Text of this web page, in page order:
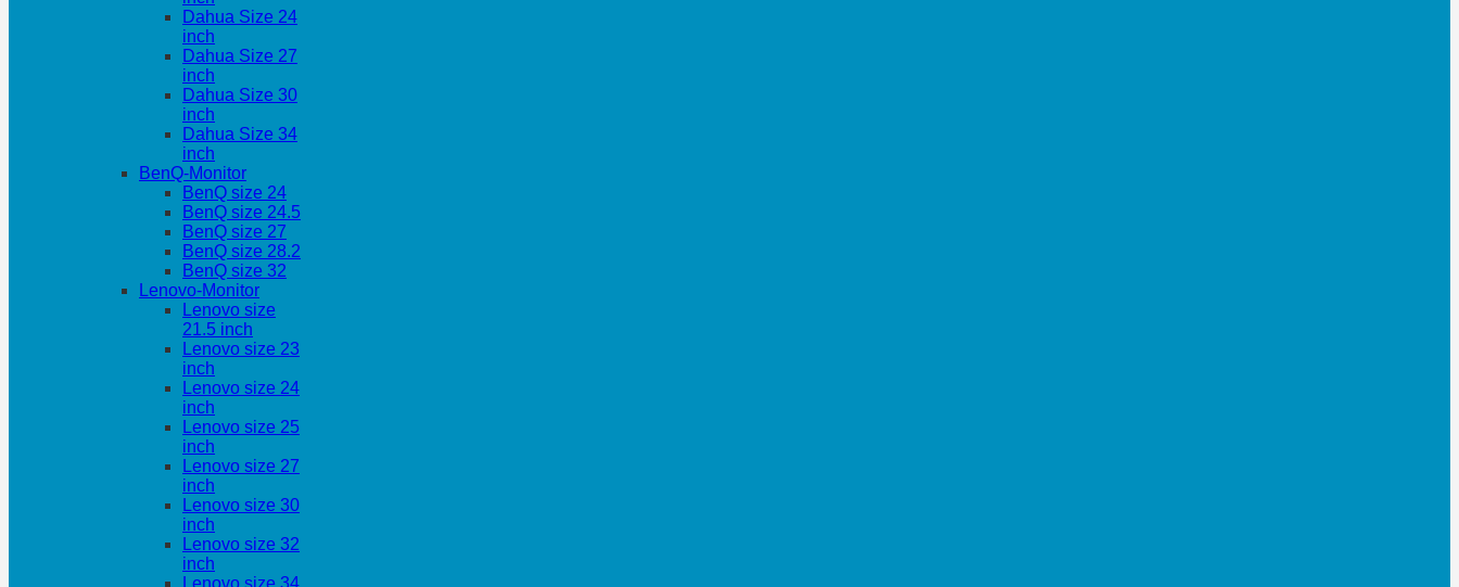
Dahua Size 24
inch
Dahua Size 27
inch
Dahua Size 30
inch
Dahua Size 34
inch
BenQ-Monitor
BenQ size 24
BenQ size 24.5
BenQ size 27
BenQ size 28.2
BenQ size 32
Lenovo-Monitor
Lenovo size
21.5 inch
Lenovo size 23
inch
Lenovo size 24
inch
Lenovo size 25
inch
Lenovo size 27
inch
Lenovo size 30
inch
Lenovo size 32
inch
Lenovo size 34